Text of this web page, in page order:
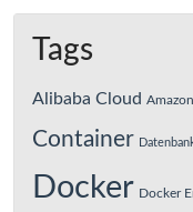
Tags
Alibaba Cloud Amazon
Container
Docker Docker